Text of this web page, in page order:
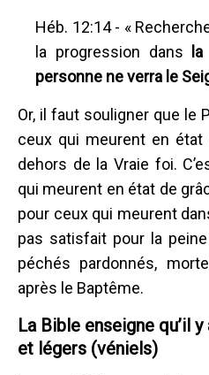
Héb. 12:14 - «
la progression dans
personne ne verra le
Or, il faut souligner que le
ceux qui meurent en
dehors de la Vraie foi.
qui meurent en état de
pour ceux qui meurent
pas satisfait pour la
péchés pardonnés,
après le Baptême.
La Bible enseigne qu’il
et légers (véniels)